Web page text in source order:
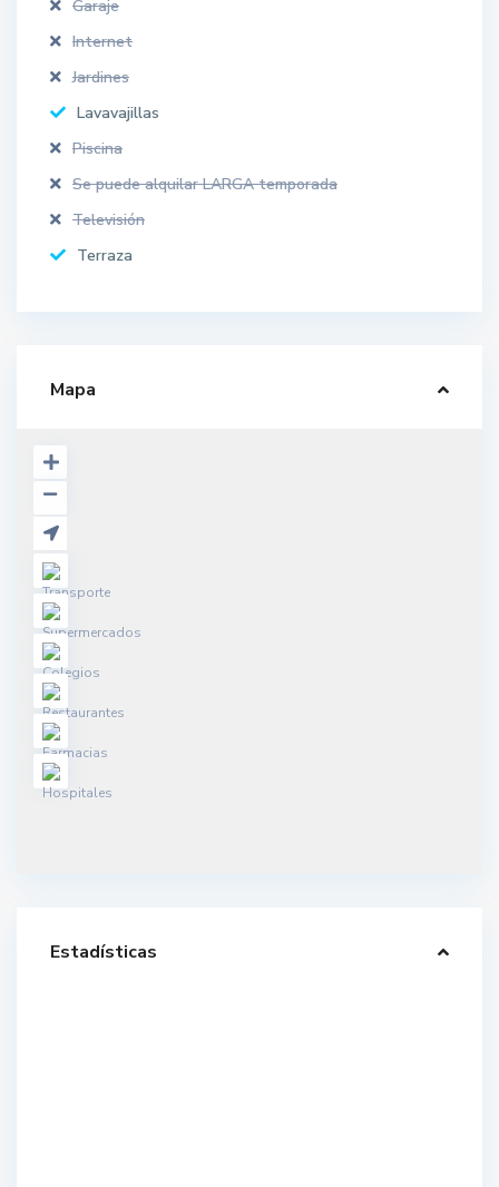
Garaje
Internet
Jardines
Lavavajillas
Piscina
Se puede alquilar LARGA temporada
Televisión
Terraza
Mapa
Estadísticas